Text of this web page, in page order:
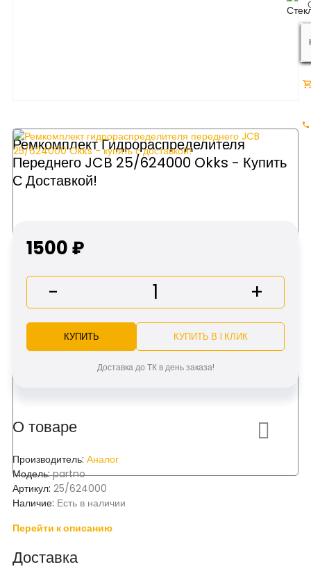
Ремкомплект Гидрораспределителя
Переднего JCB 25/624000 Okks - Купить
С Доставкой!
О товаре
Производитель: Аналог
Модель:partno
Артикул: 25/624000
Наличие: Есть в наличии
Перейти к описанию
Доставка
1500 ₽
- +
КУПИТЬ КУПИТЬ В 1 КЛИК
Доставка до ТК в день заказа!